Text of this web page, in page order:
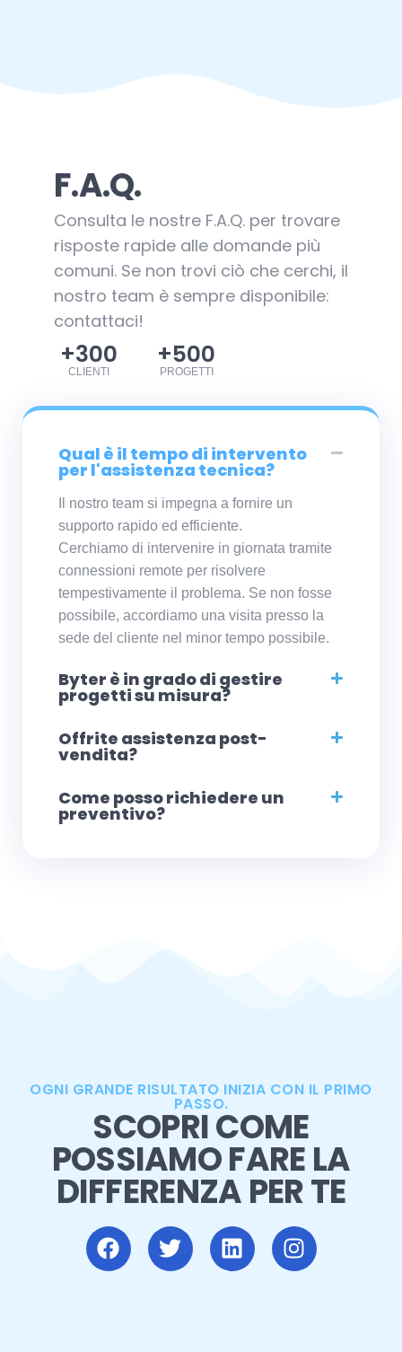
F.A.Q.
Consulta le nostre F.A.Q. per trovare
risposte rapide alle domande più
comuni. Se non trovi ciò che cerchi, il
nostro team è sempre disponibile:
contattaci!
CLIENTI
+300
PROGETTI
+500
Qual è il tempo di intervento
per l'assistenza tecnica?
Il nostro team si impegna a fornire un
supporto rapido ed efficiente.
Cerchiamo di intervenire in giornata tramite
connessioni remote per risolvere
tempestivamente il problema. Se non fosse
possibile, accordiamo una visita presso la
sede del cliente nel minor tempo possibile.
Byter è in grado di gestire
progetti su misura?
Offrite assistenza post-
vendita?
Come posso richiedere un
preventivo?
OGNI GRANDE RISULTATO INIZIA CON IL PRIMO
PASSO.
SCOPRI COME
POSSIAMO FARE LA
DIFFERENZA PER TE